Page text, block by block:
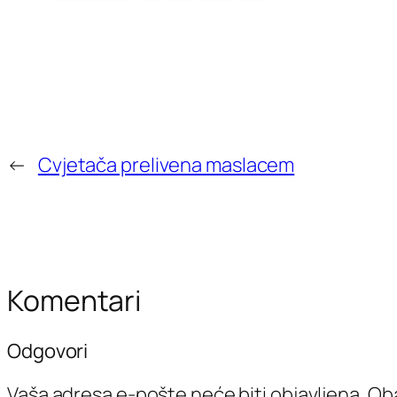
← Cvjetača prelivena maslacem
Komentari
Odgovori